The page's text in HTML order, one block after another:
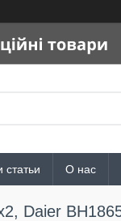
статьи О нас
Daier